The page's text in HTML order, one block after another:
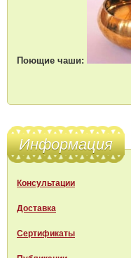
Поющие чаши:
Информация
Консультации
Доставка
Сертификаты